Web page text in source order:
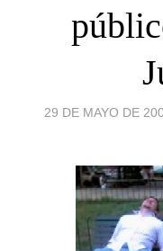
29 DE MAYO DE